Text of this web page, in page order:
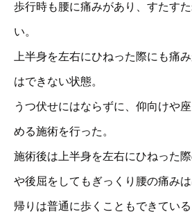
歩行時も腰に痛みがあり、すたす
い。
上半身を左右にひねった際にも痛
はできない状態。
うつ伏せにはならずに、仰向けや
める施術を行った。
施術後は上半身を左右にひねった
や後屈をしてもぎっくり腰の痛みは
帰りは普通に歩くこともできている